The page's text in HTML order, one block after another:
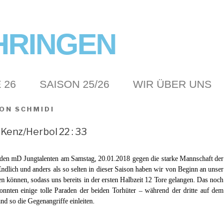
26 SAISON 25/26 WIR ÜBER UNS
SCHMIDI
Kenz/Herbol 22 : 33
mD Jungtalenten am Samstag, 20.01.2018 gegen die starke Mannschaft der
und anders als so selten in dieser Saison haben wir von Beginn an unser
sodass uns bereits in der ersten Halbzeit 12 Tore gelangen. Das noch
einige tolle Paraden der beiden Torhüter – während der dritte auf dem
so die Gegenangriffe einleiten.